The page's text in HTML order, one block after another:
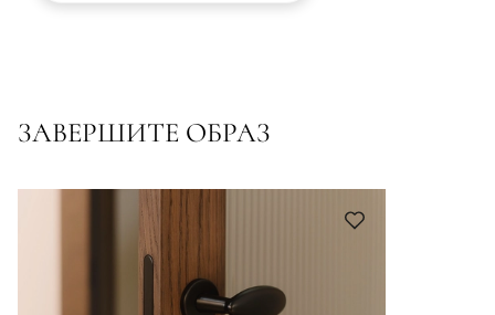
ЗАВЕРШИТЕ ОБРАЗ